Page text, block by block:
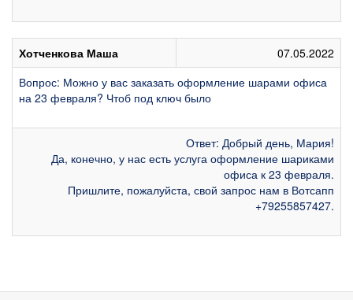
Хотченкова Маша
07.05.2022
Вопрос: Можно у вас заказать оформление шарами офиса
на 23 февраля? Чтоб под ключ было
Ответ: Добрый день, Мария!
Да, конечно, у нас есть услуга оформление шариками
офиса к 23 февраля.
Пришлите, пожалуйста, свой запрос нам в Вотсапп
+79255857427.